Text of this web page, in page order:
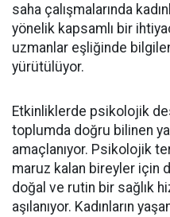
saha çalışmalarında
yönelik kapsamlı bir
uzmanlar eşliğinde
yürütülüyor.
Etkinliklerde psikolojik
toplumda doğru bilinen
amaçlanıyor. Psikolojik
maruz kalan bireyler için
doğal ve rutin bir sağlık
aşılanıyor. Kadınların